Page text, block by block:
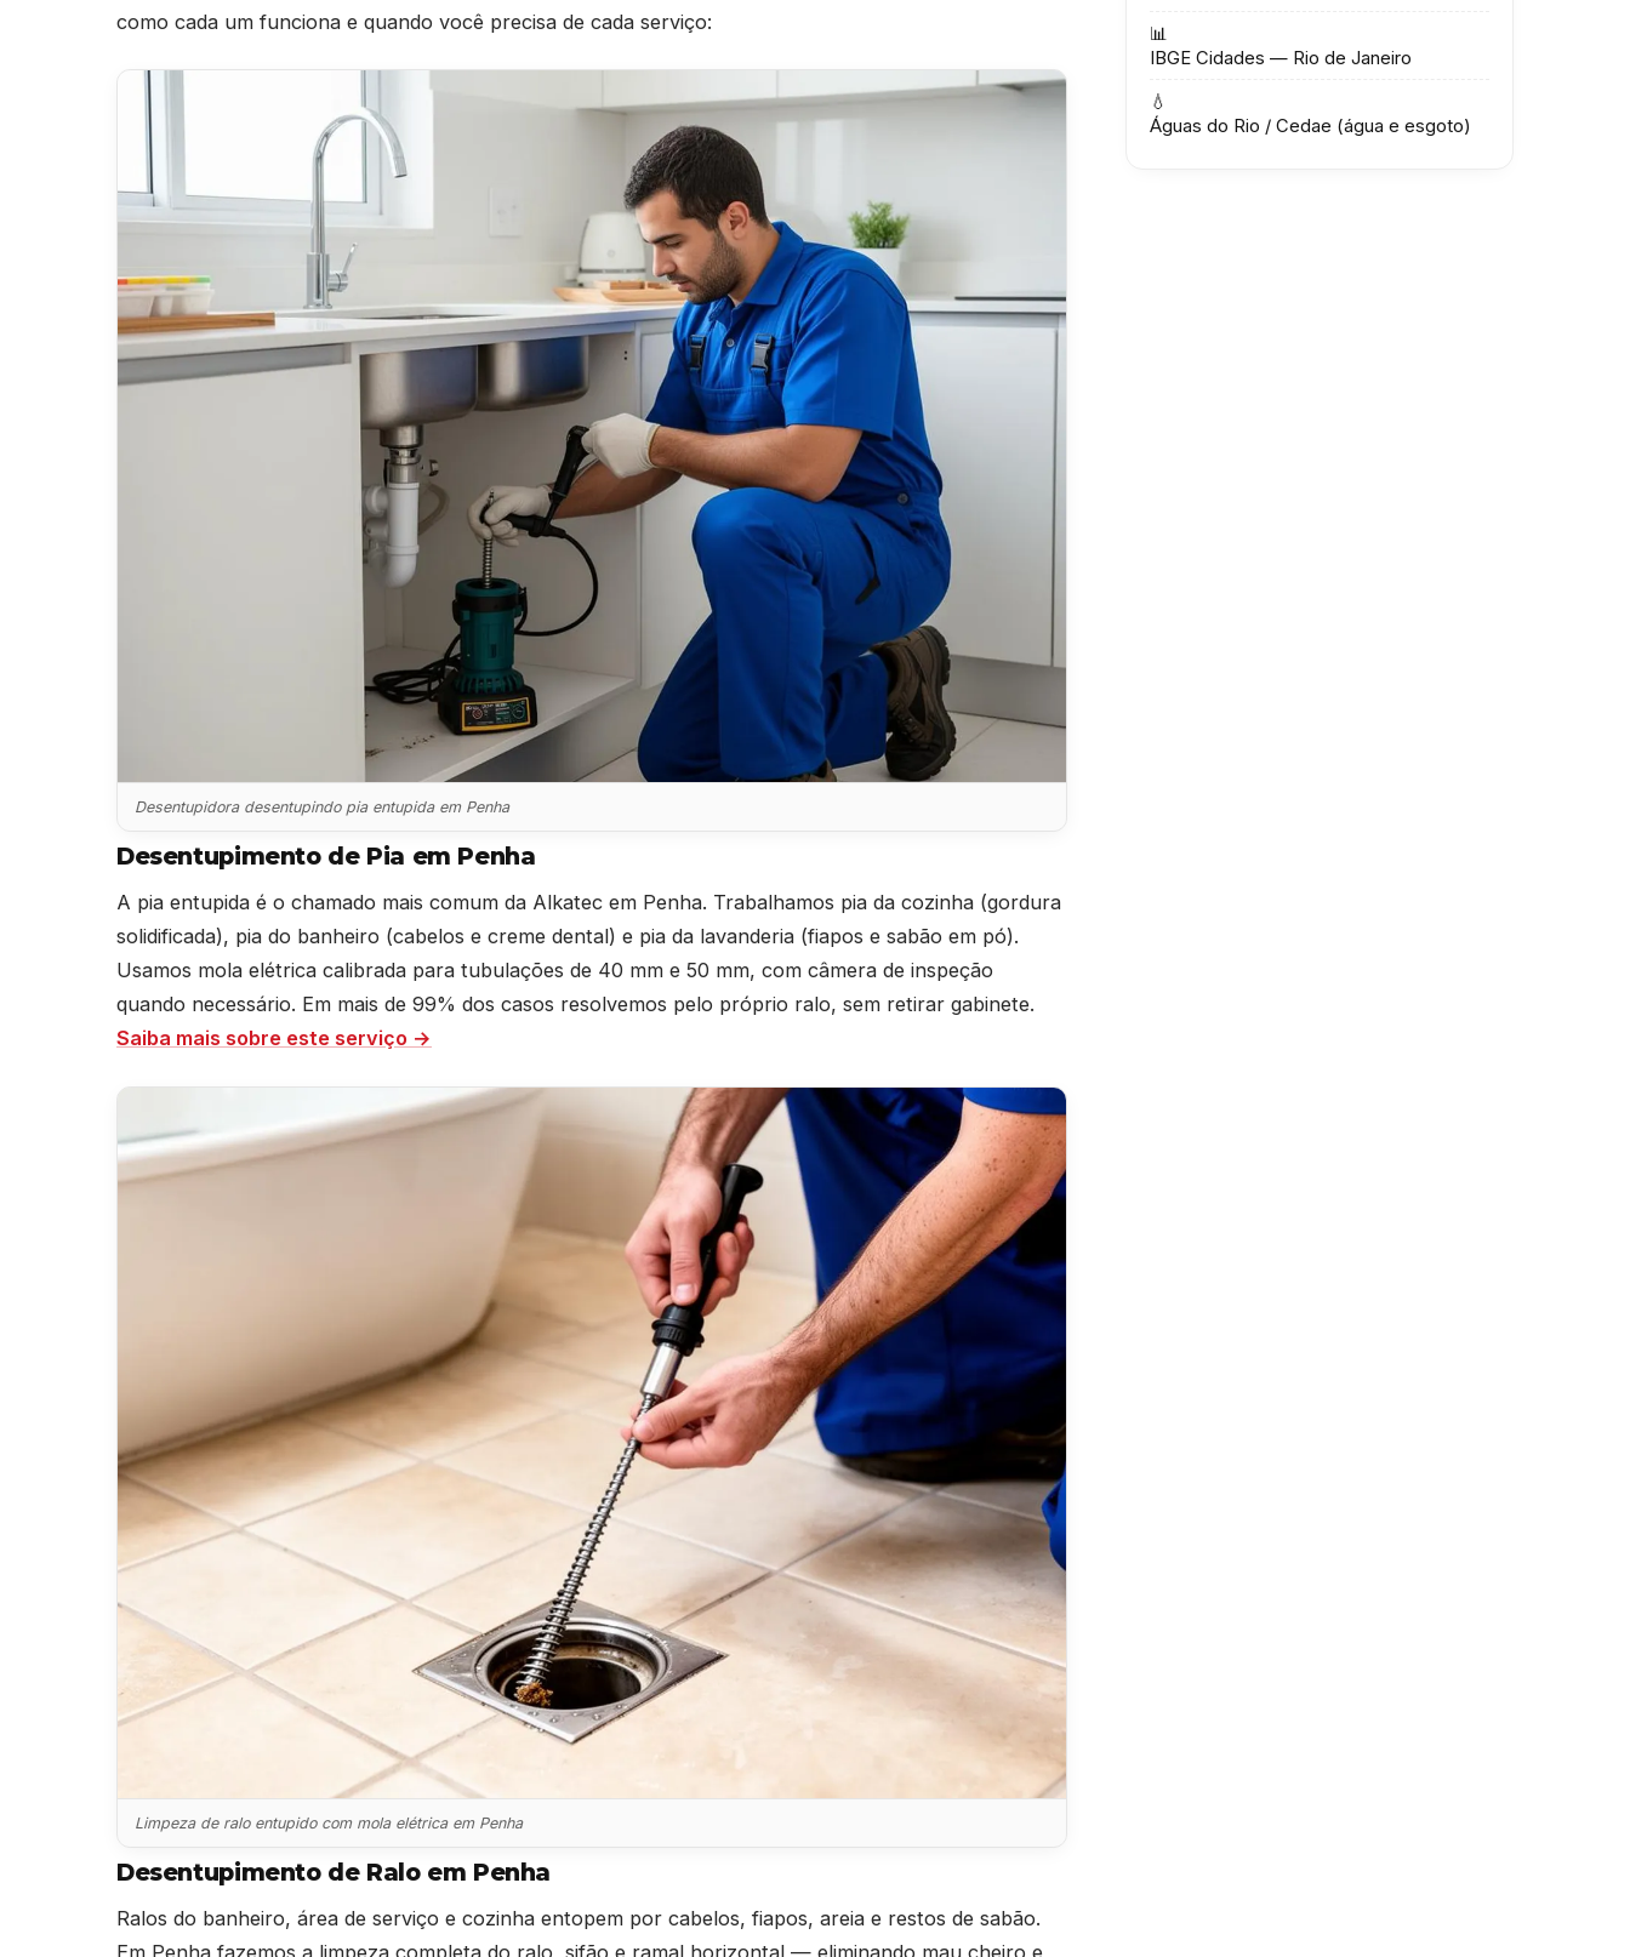
como cada um funciona e quando você precisa de cada serviço:
Desentupidora desentupindo pia entupida em Penha
Desentupimento de Pia em Penha
A pia entupida é o chamado mais comum da Alkatec em Penha. Trabalhamos pia da cozinha (gordura
solidificada), pia do banheiro (cabelos e creme dental) e pia da lavanderia (fiapos e sabão em pó).
Usamos mola elétrica calibrada para tubulações de 40 mm e 50 mm, com câmera de inspeção
quando necessário. Em mais de 99% dos casos resolvemos pelo próprio ralo, sem retirar gabinete.
Saiba mais sobre este serviço →
Limpeza de ralo entupido com mola elétrica em Penha
Desentupimento de Ralo em Penha
Ralos do banheiro, área de serviço e cozinha entopem por cabelos, fiapos, areia e restos de sabão.
📊
IBGE Cidades — Rio de Janeiro
💧
Águas do Rio / Cedae (água e esgoto)